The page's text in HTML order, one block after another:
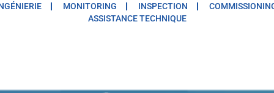
MONITORING INSPECTION
ASSISTANCE TECHNIQUE